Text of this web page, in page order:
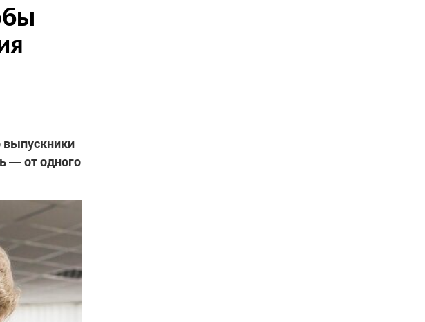
выпускники
— от одного